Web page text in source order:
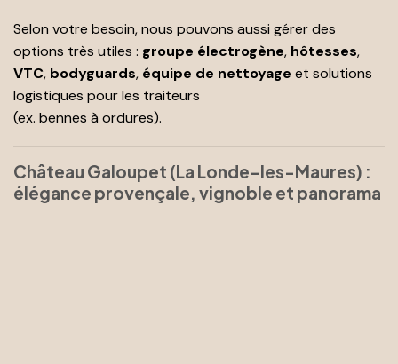
Selon votre besoin, nous pouvons aussi gérer des
options très utiles : groupe électrogène, hôtesses,
VTC, bodyguards, équipe de nettoyage et solutions
logistiques pour les traiteurs
(ex. bennes à ordures).
Château Galoupet (La Londe-les-Maures) :
élégance provençale, vignoble et panorama